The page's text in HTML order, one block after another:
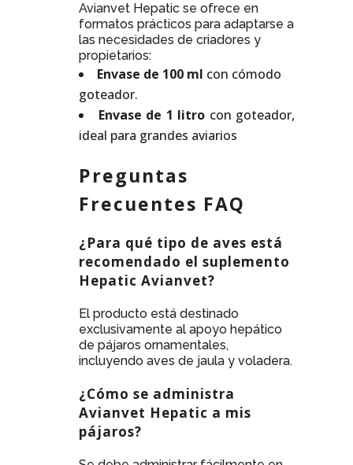
Avianvet Hepatic se ofrece en
formatos prácticos para adaptarse a
las necesidades de criadores y
propietarios:
Envase de 100 ml con cómodo
goteador.
Envase de 1 litro con goteador,
ideal para grandes aviarios
Preguntas
Frecuentes FAQ
¿Para qué tipo de aves está
recomendado el suplemento
Hepatic Avianvet?
El producto está destinado
exclusivamente al apoyo hepático
de pájaros ornamentales,
incluyendo aves de jaula y voladera.
¿Cómo se administra
Avianvet Hepatic a mis
pájaros?